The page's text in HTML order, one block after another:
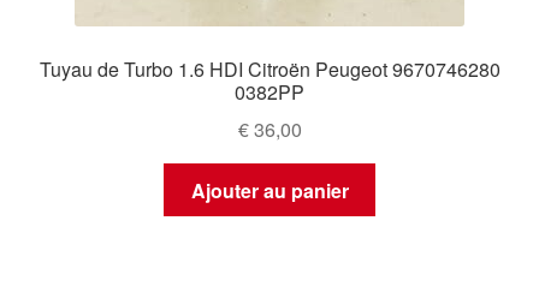
Tuyau de Turbo 1.6 HDI Citroën Peugeot 9670746280
0382PP
€36,00
Ajouter au panier